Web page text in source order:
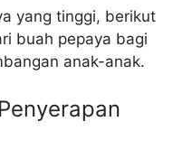
yang tinggi, berikut
buah pepaya bagi
anak-anak.